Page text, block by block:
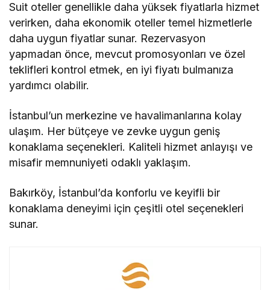
Suit oteller genellikle daha yüksek fiyatlarla hizmet
verirken, daha ekonomik oteller temel hizmetlerle
daha uygun fiyatlar sunar. Rezervasyon
yapmadan önce, mevcut promosyonları ve özel
teklifleri kontrol etmek, en iyi fiyatı bulmanıza
yardımcı olabilir.
İstanbul’un merkezine ve havalimanlarına kolay
ulaşım. Her bütçeye ve zevke uygun geniş
konaklama seçenekleri. Kaliteli hizmet anlayışı ve
misafir memnuniyeti odaklı yaklaşım.
Bakırköy, İstanbul’da konforlu ve keyifli bir
konaklama deneyimi için çeşitli otel seçenekleri
sunar.